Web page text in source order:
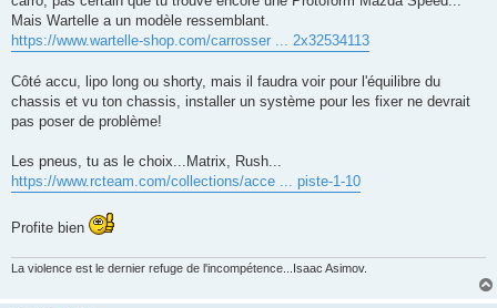
Mais Wartelle a un modèle ressemblant.
https://www.wartelle-shop.com/carrosser ... 2x32534113
Côté accu, lipo long ou shorty, mais il faudra voir pour l'équilibre du
chassis et vu ton chassis, installer un système pour les fixer ne devrait
pas poser de problème!
Les pneus, tu as le choix...Matrix, Rush...
https://www.rcteam.com/collections/acce ... piste-1-10
Profite bien
La violence est le dernier refuge de l'incompétence...Isaac Asimov.